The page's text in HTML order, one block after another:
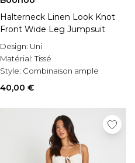
Halterneck Linen Look Knot
Front Wide Leg Jumpsuit
Design: Uni
Matérial:Tissé
Style: Combinaison ample
40,00 €